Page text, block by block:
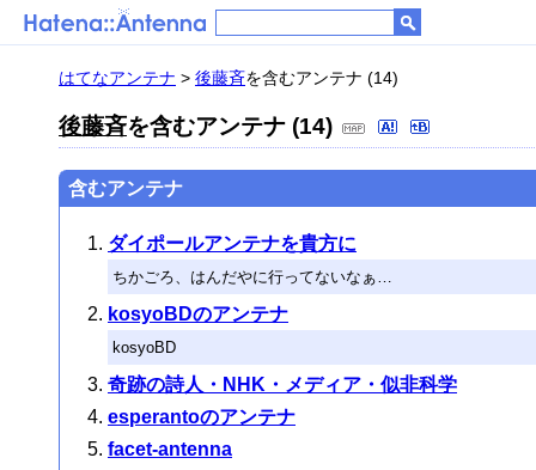
はてなアンテナ > 後藤斉を含むアンテナ (14)
後藤斉を含むアンテナ (14)
含むアンテナ
ダイポールアンテナを貴方に
ちかごろ、はんだやに行ってないなぁ…
kosyoBDのアンテナ
kosyoBD
奇跡の詩人・NHK・メディア・似非科学
esperantoのアンテナ
facet-antenna